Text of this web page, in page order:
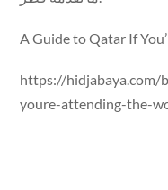
A Guide to Qatar If
https://hidjabaya.com/
youre-attending-the-